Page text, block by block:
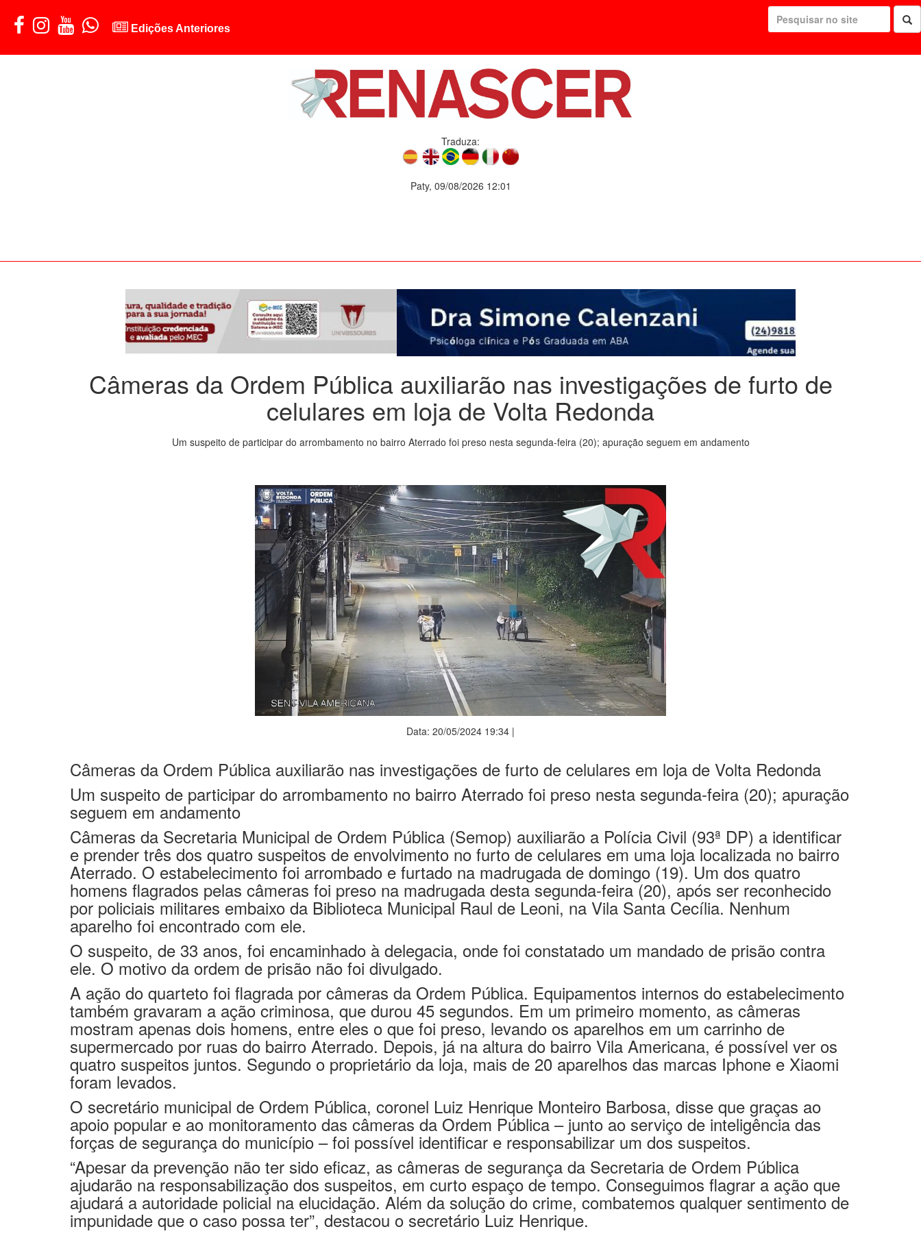
Edições Anteriores
Traduza:
Paty, 09/08/2026 12:01
Câmeras da Ordem Pública auxiliarão nas investigações de furto de
celulares em loja de Volta Redonda
Câmeras da Ordem Pública auxiliarão nas investigações de furto de celulares em loja de Volta Redonda
Um suspeito de participar do arrombamento no bairro Aterrado foi preso nesta segunda-feira (20); apuração
seguem em andamento
Câmeras da Secretaria Municipal de Ordem Pública (Semop) auxiliarão a Polícia Civil (93ª DP) a identificar
e prender três dos quatro suspeitos de envolvimento no furto de celulares em uma loja localizada no bairro
Aterrado. O estabelecimento foi arrombado e furtado na madrugada de domingo (19). Um dos quatro
homens flagrados pelas câmeras foi preso na madrugada desta segunda-feira (20), após ser reconhecido
por policiais militares embaixo da Biblioteca Municipal Raul de Leoni, na Vila Santa Cecília. Nenhum
aparelho foi encontrado com ele.
O suspeito, de 33 anos, foi encaminhado à delegacia, onde foi constatado um mandado de prisão contra
ele. O motivo da ordem de prisão não foi divulgado.
A ação do quarteto foi flagrada por câmeras da Ordem Pública. Equipamentos internos do estabelecimento
também gravaram a ação criminosa, que durou 45 segundos. Em um primeiro momento, as câmeras
mostram apenas dois homens, entre eles o que foi preso, levando os aparelhos em um carrinho de
supermercado por ruas do bairro Aterrado. Depois, já na altura do bairro Vila Americana, é possível ver os
quatro suspeitos juntos. Segundo o proprietário da loja, mais de 20 aparelhos das marcas Iphone e Xiaomi
foram levados.
O secretário municipal de Ordem Pública, coronel Luiz Henrique Monteiro Barbosa, disse que graças ao
apoio popular e ao monitoramento das câmeras da Ordem Pública – junto ao serviço de inteligência das
forças de segurança do município – foi possível identificar e responsabilizar um dos suspeitos.
“Apesar da prevenção não ter sido eficaz, as câmeras de segurança da Secretaria de Ordem Pública
ajudarão na responsabilização dos suspeitos, em curto espaço de tempo. Conseguimos flagrar a ação que
ajudará a autoridade policial na elucidação. Além da solução do crime, combatemos qualquer sentimento de
impunidade que o caso possa ter”, destacou o secretário Luiz Henrique.